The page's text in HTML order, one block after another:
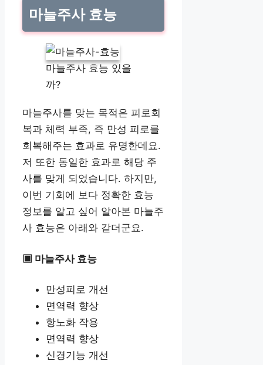
마늘주사 효능
마늘주사 효능 있을
까?
마늘주사를 맞는 목적은 피로회
복과 체력 부족, 즉 만성 피로를
회복해주는 효과로 유명한데요.
저 또한 동일한 효과로 해당 주
사를 맞게 되었습니다. 하지만,
이번 기회에 보다 정확한 효능
정보를 알고 싶어 알아본 마늘주
사 효능은 아래와 같더군요.
▣ 마늘주사 효능
만성피로 개선
면역력 향상
항노화 작용
면역력 향상
신경기능 개선